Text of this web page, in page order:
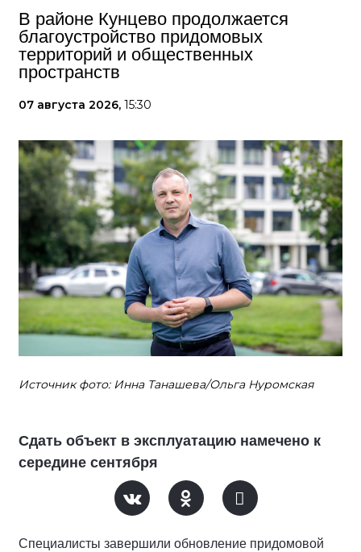
В районе Кунцево продолжается
благоустройство придомовых
территорий и общественных
пространств
07 августа 2026, 15:30
Источник фото: Инна Танашева/Ольга Нуромская
Сдать объект в эксплуатацию намечено к
середине сентября
Специалисты завершили обновление придомовой